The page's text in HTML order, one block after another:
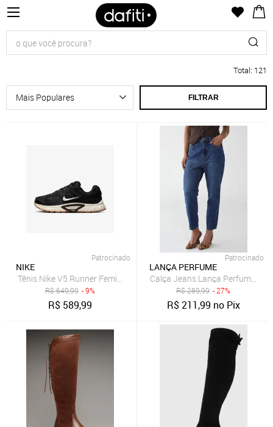
Total: 121
FILTRAR
Patrocinado
NIKE
Tênis Nike V5 Runner Feminino
R$649,99 - 9%
R$ 589,99
Patrocinado
LANÇA PERFUME
Calça Jeans Lança Perfume
R$289,99 - 27%
R$211,99 no Pix